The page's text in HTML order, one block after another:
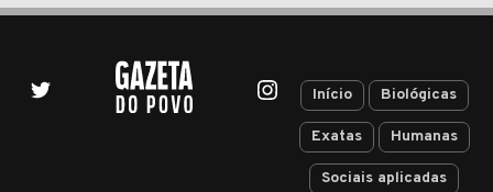
Início Biológicas
Exatas Humanas
Sociais aplicadas